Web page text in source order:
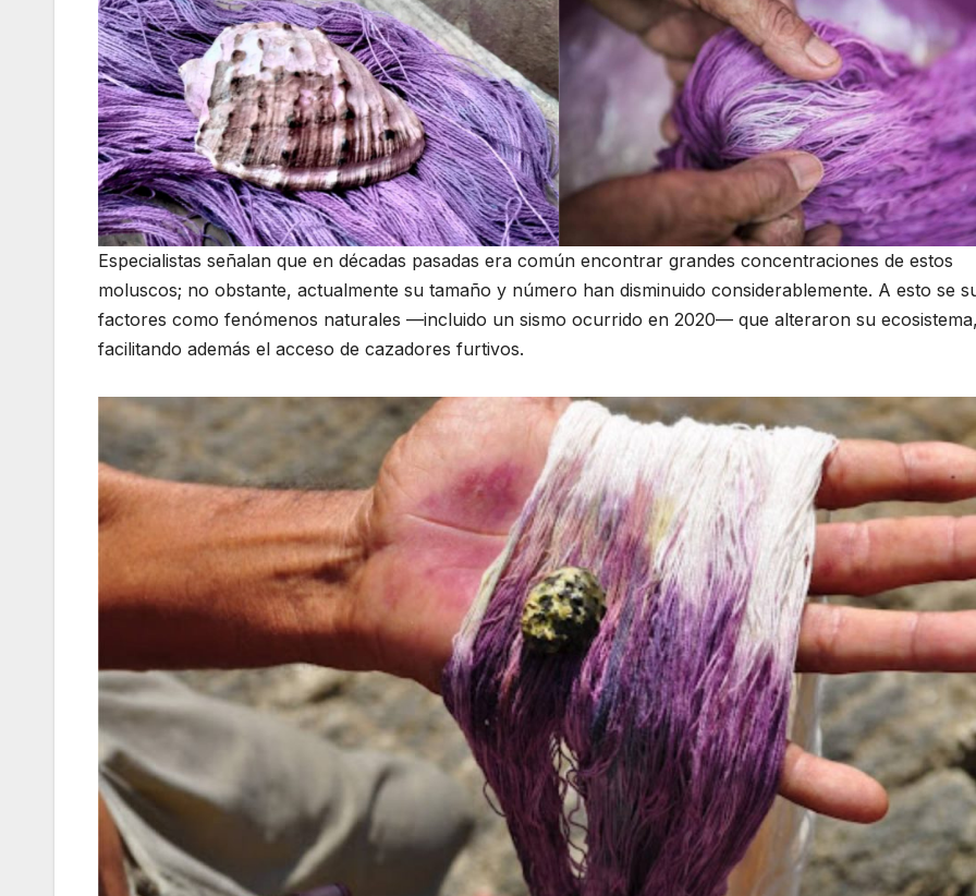
Especialistas señalan que en décadas pasadas era común encontrar grandes concentraciones de estos
moluscos; no obstante, actualmente su tamaño y número han disminuido considerablemente. A esto se
factores como fenómenos naturales —incluido un sismo ocurrido en 2020— que alteraron su
facilitando además el acceso de cazadores furtivos.